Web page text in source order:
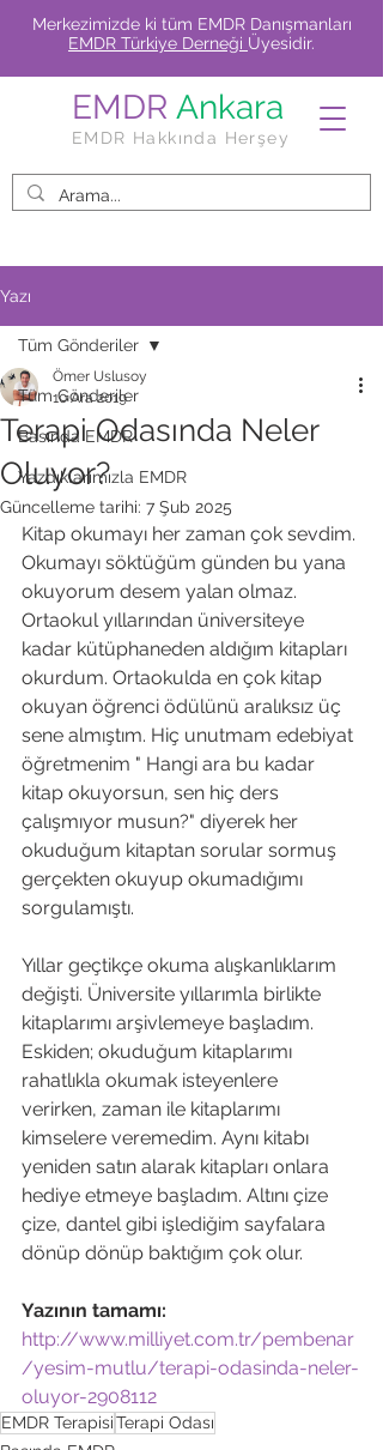
EMDR Ankara
EMDR Hakkında Herşey
Merkezimizde ki tüm EMDR Danışmanları
EMDR Türkiye Derneği Üyesidir.
Yazı
Tüm Gönderiler
Basında EMDR
Yazdıklarımızla EMDR
Tüm Gönderiler
Terapi Odasında Neler
Oluyor?
Ömer Uslusoy
10 Ara 2019
Güncelleme tarihi: 7 Şub 2025
Kitap okumayı her zaman çok sevdim.
Okumayı söktüğüm günden bu yana
okuyorum desem yalan olmaz.
Ortaokul yıllarından üniversiteye
kadar kütüphaneden aldığım kitapları
okurdum. Ortaokulda en çok kitap
okuyan öğrenci ödülünü aralıksız üç
sene almıştım. Hiç unutmam edebiyat
öğretmenim " Hangi ara bu kadar
kitap okuyorsun, sen hiç ders
çalışmıyor musun?" diyerek her
okuduğum kitaptan sorular sormuş
gerçekten okuyup okumadığımı
sorgulamıştı.
Yıllar geçtikçe okuma alışkanlıklarım
değişti. Üniversite yıllarımla birlikte
kitaplarımı arşivlemeye başladım.
Eskiden; okuduğum kitaplarımı
rahatlıkla okumak isteyenlere
verirken, zaman ile kitaplarımı
kimselere veremedim. Aynı kitabı
yeniden satın alarak kitapları onlara
hediye etmeye başladım. Altını çize
çize, dantel gibi işlediğim sayfalara
dönüp dönüp baktığım çok olur.
Yazının tamamı:
http://www.milliyet.com.tr/pembenar
/yesim-mutlu/terapi-odasinda-neler-
oluyor-2908112
EMDR TerapisiTerapi Odası